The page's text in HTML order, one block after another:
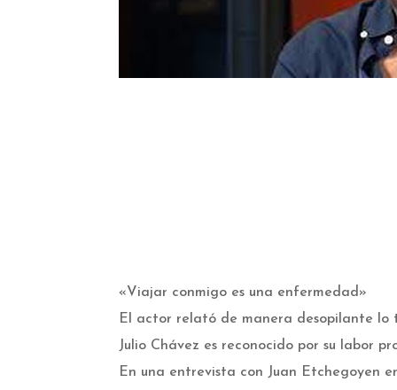
«Viajar conmigo es una enfermedad»
El actor relató de manera desopilante lo
Julio Chávez es reconocido por su labor
En una entrevista con Juan Etchegoyen